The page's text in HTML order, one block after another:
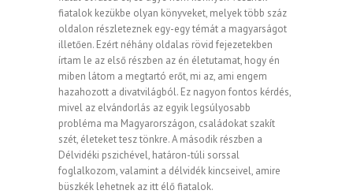
fiatalok kezükbe olyan könyveket, melyek több száz
oldalon részleteznek egy-egy témát a magyarságot
illetően. Ezért néhány oldalas rövid fejezetekben
írtam le az első részben az én életutamat, hogy én
miben látom a megtartó erőt, mi az, ami engem
hazahozott a divatvilágból. Ez nagyon fontos kérdés,
mivel az elvándorlás az egyik legsúlyosabb
probléma ma Magyarországon, családokat szakít
szét, életeket tesz tönkre. A második részben a
Délvidéki pszichével, határon-túli sorssal
foglalkozom, valamint a délvidék kincseivel, amire
büszkék lehetnek az itt élő fiatalok.